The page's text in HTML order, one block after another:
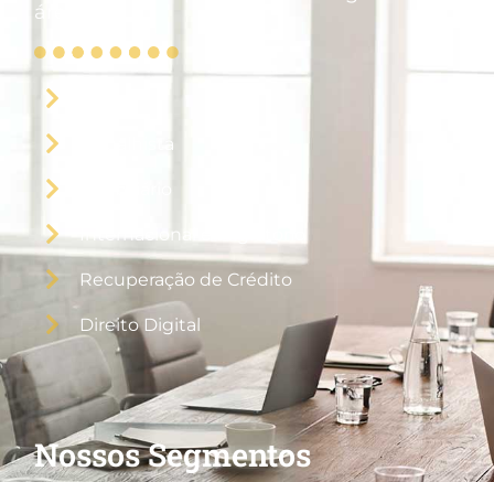
áreas:
Trabalhista
Internacional e Migratório
Recuperação de Crédito
Direito Digital
Nossos Segmentos